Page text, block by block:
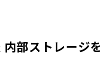
内部ストレージ